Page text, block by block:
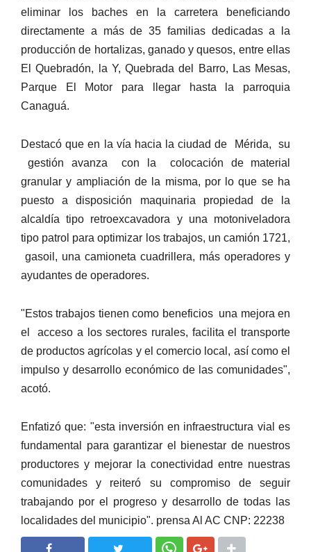
eliminar los baches en la carretera beneficiando
directamente a más de 35 familias dedicadas a la
producción de hortalizas, ganado y quesos, entre ellas
El Quebradón, la Y, Quebrada del Barro, Las Mesas,
Parque El Motor para llegar hasta la parroquia
Canaguá.
Destacó que en la vía hacia la ciudad de Mérida, su
gestión avanza con la colocación de material
granular y ampliación de la misma, por lo que se ha
puesto a disposición maquinaria propiedad de la
alcaldía tipo retroexcavadora y una motoniveladora
tipo patrol para optimizar los trabajos, un camión 1721,
gasoil, una camioneta cuadrillera, más operadores y
ayudantes de operadores.
"Estos trabajos tienen como beneficios una mejora en
el acceso a los sectores rurales, facilita el transporte
de productos agrícolas y el comercio local, así como el
impulso y desarrollo económico de las comunidades",
acotó.
Enfatizó que: "esta inversión en infraestructura vial es
fundamental para garantizar el bienestar de nuestros
productores y mejorar la conectividad entre nuestras
comunidades y reiteró su compromiso de seguir
trabajando por el progreso y desarrollo de todas las
localidades del municipio". prensa Al AC CNP: 22238